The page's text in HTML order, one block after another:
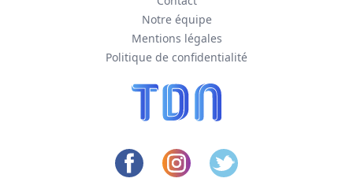
Notre équipe
Mentions légales
Politique de confidentialité